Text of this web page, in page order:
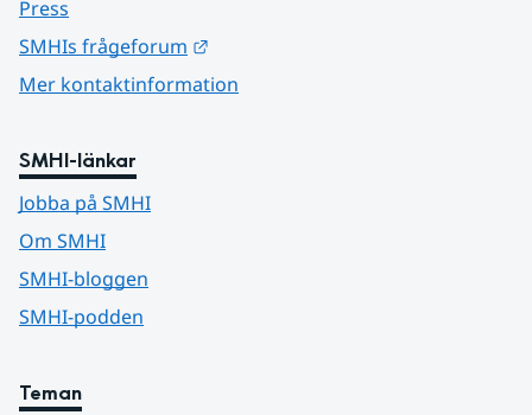
Press
SMHIs frågeforum
Mer kontaktinformation
SMHI-länkar
Jobba på SMHI
Om SMHI
SMHI-bloggen
SMHI-podden
Teman